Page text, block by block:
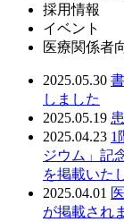
採用情報
イベント
医療関係者
2025.05.30
しました
2025.05.19
2025.04.23 1
ジウム」記
を掲載いた
2025.04.01
が掲載され